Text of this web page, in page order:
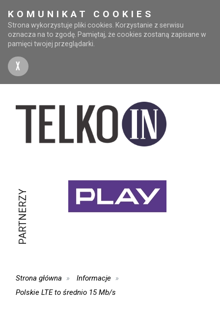
KOMUNIKAT COOKIES
Strona wykorzystuje pliki cookies. Korzystanie z serwisu
oznacza na to zgodę. Pamiętaj, że cookies zostaną zapisane w
pamięci twojej przeglądarki.
X
PARTNERZY
Strona główna
Informacje
Polskie LTE to średnio 15 Mb/s